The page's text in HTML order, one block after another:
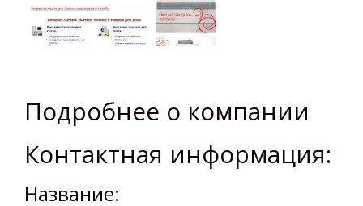
Подробнее о компании
Контактная информация:
Название: